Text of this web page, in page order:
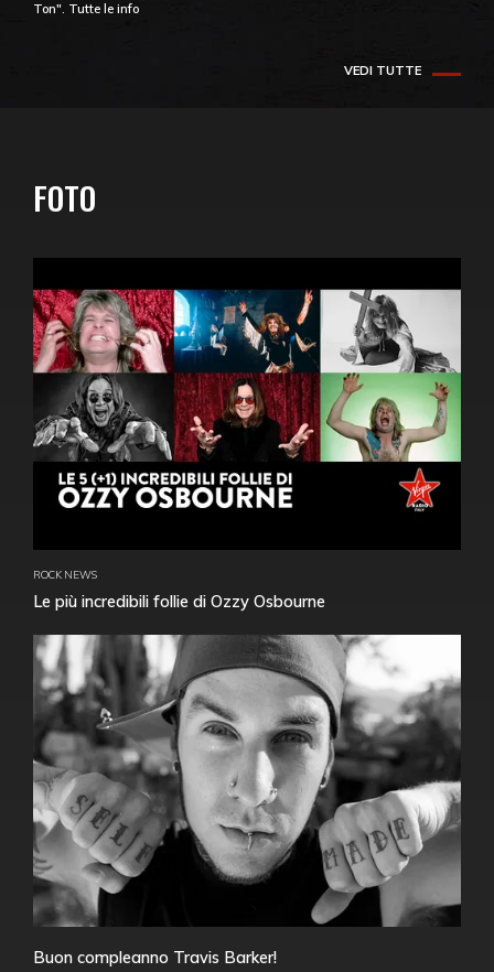
Ton". Tutte le info
VEDI TUTTE
FOTO
ROCK NEWS
Le più incredibili follie di Ozzy Osbourne
Buon compleanno Travis Barker!